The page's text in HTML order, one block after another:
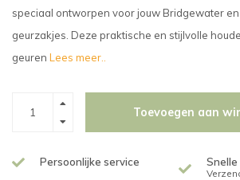
speciaal ontworpen voor jouw Bridgewater
geurzakjes. Deze praktische en stijlvolle
geuren Lees meer..
Toevoegen aan
Persoonlijke service Snelle